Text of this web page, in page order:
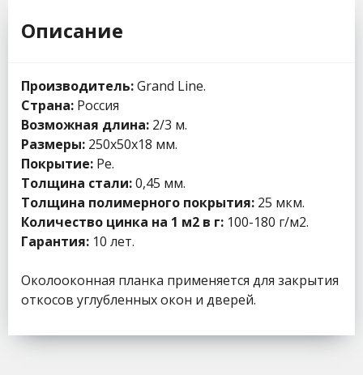
Описание
Производитель:Grand Line.
Страна: Россия
Возможная длина: 2/3 м.
Размеры: 250х50х18 мм.
Покрытие: Pe.
Толщина стали:0,45 мм.
Толщина полимерного покрытия: 25 мкм.
Количество цинка на 1 м2 в г: 100-180 г/м2.
Гарантия: 10 лет.
Околооконная планка применяется для закрытия
откосов углубленных окон и дверей.